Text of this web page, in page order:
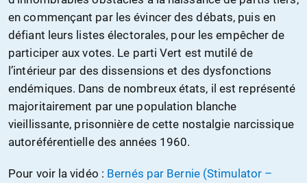
en commençant par les évincer des débats, puis en
défiant leurs listes électorales, pour les empêcher de
participer aux votes. Le parti Vert est mutilé de
l’intérieur par des dissensions et des dysfonctions
endémiques. Dans de nombreux états, il est représenté
majoritairement par une population blanche
vieillissante, prisonnière de cette nostalgie narcissique
autoréférentielle des années 1960.
Pour voir la vidéo : Bernés par Bernie (Stimulator –